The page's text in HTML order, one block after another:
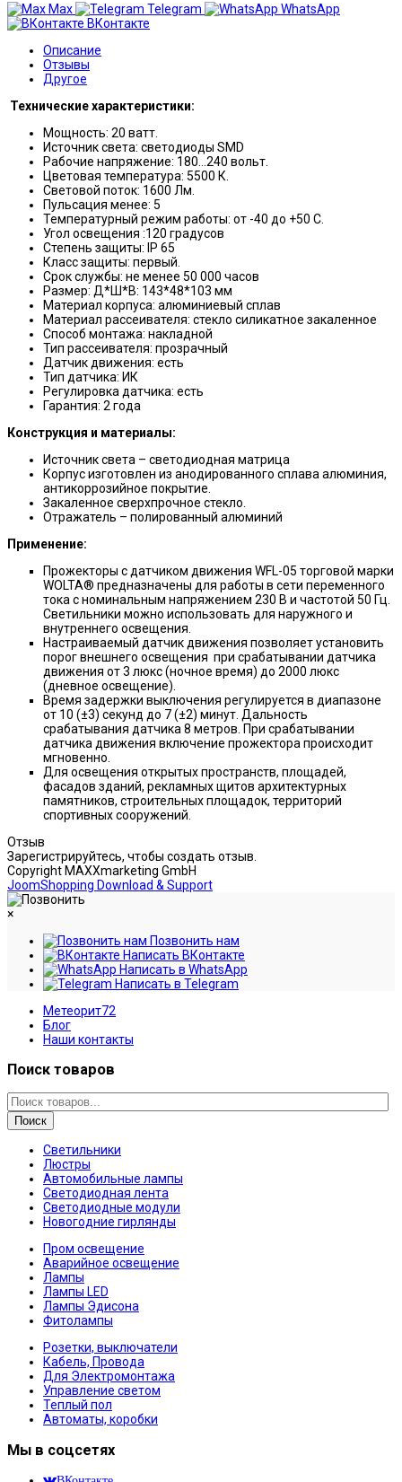
Max
Telegram
WhatsApp
ВКонтакте
Описание
Отзывы
Другое
Технические характеристики:
Мощность: 20 ватт.
Источник света: светодиоды SMD
Рабочие напряжение: 180…240 вольт.
Цветовая температура: 5500 К.
Световой поток: 1600 Лм.
Пульсация менее: 5
Температурный режим работы: от -40 до +50 С.
Угол освещения :120 градусов
Степень защиты: IP 65
Класс защиты: первый.
Срок службы: не менее 50 000 часов
Размер: Д*Ш*В: 143*48*103 мм
Материал корпуса: алюминиевый сплав
Материал рассеивателя: стекло силикатное закаленное
Способ монтажа: накладной
Тип рассеивателя: прозрачный
Датчик движения: есть
Тип датчика: ИК
Регулировка датчика: есть
Гарантия: 2 года
Конструкция и материалы:
Источник света – светодиодная матрица
Корпус изготовлен из анодированного сплава алюминия,
антикоррозийное покрытие.
Закаленное сверхпрочное стекло.
Отражатель – полированный алюминий
Применение:
Прожекторы с датчиком движения WFL-05 торговой марки
WOLTA® предназначены для работы в сети переменного
тока с номинальным напряжением 230 В и частотой 50 Гц.
Светильники можно использовать для наружного и
внутреннего освещения.
Настраиваемый датчик движения позволяет установить
порог внешнего освещения при срабатывании датчика
движения от 3 люкс (ночное время) до 2000 люкс
(дневное освещение).
Время задержки выключения регулируется в диапазоне
от 10 (±3) секунд до 7 (±2) минут. Дальность
срабатывания датчика 8 метров. При срабатывании
датчика движения включение прожектора происходит
мгновенно.
Для освещения открытых пространств, площадей,
фасадов зданий, рекламных щитов архитектурных
памятников, строительных площадок, территорий
спортивных сооружений.
Отзыв
Зарегистрируйтесь, чтобы создать отзыв.
Copyright MAXXmarketing GmbH
JoomShopping Download & Support
×
Позвонить нам
Написать ВКонтакте
Написать в WhatsApp
Написать в Telegram
Метеорит72
Блог
Наши контакты
Поиск товаров
Поиск
Светильники
Люстры
Автомобильные лампы
Светодиодная лента
Светодиодные модули
Новогодние гирлянды
Пром освещение
Аварийное освещение
Лампы
Лампы LED
Лампы Эдисона
Фитолампы
Розетки, выключатели
Кабель, Провода
Для Электромонтажа
Управление светом
Теплый пол
Автоматы, коробки
Мы в соцсетях